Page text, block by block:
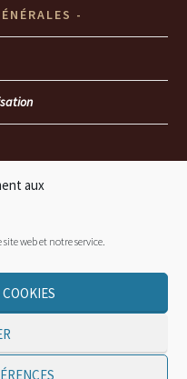
aux
web et notre service.
WEB - 2015-2025